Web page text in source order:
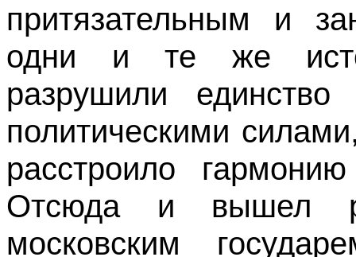
притязательным и
одни и те же
разрушили
политическими
расстроило
Отсюда и вышел
московским